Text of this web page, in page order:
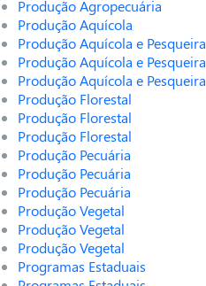
Produção Agropecuária
Produção Aquícola
Produção Aquícola e Pesqueira
Produção Aquícola e Pesqueira
Produção Aquícola e Pesqueira
Produção Florestal
Produção Florestal
Produção Florestal
Produção Pecuária
Produção Pecuária
Produção Pecuária
Produção Vegetal
Produção Vegetal
Produção Vegetal
Programas Estaduais